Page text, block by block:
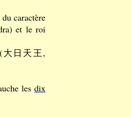
caractère
et le roi
(大日天王,
lesdix